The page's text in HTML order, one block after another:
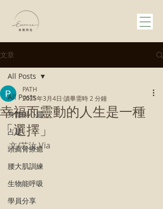
文章
All Posts
身體與心靈
占星
頭薦骨療癒
腰大肌訓練
生物能呼吸
學員分享
All Posts
幸福而靈動的人生是一種
「選擇」
PATH
2025年3月4日 讀畢需時 2 分鐘
文/芯汝 Via